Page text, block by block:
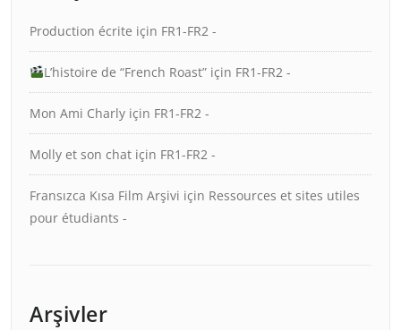
Production écrite için FR1-FR2 -
L’histoire de “French Roast”için FR1-FR2 -
Mon Ami Charly için FR1-FR2 -
Molly et son chat için FR1-FR2 -
Fransızca Kısa Film Arşivi için Ressources et sites utiles
pour étudiants -
Arşivler